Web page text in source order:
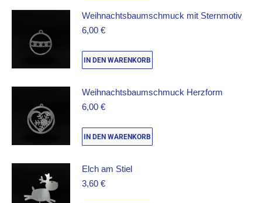
Weihnachtsbaumschmuck mit Sternmotiv
6,00 €
IN DEN WARENKORB
Weihnachtsbaumschmuck Herzform
6,00 €
IN DEN WARENKORB
Elch am Stiel
3,60 €